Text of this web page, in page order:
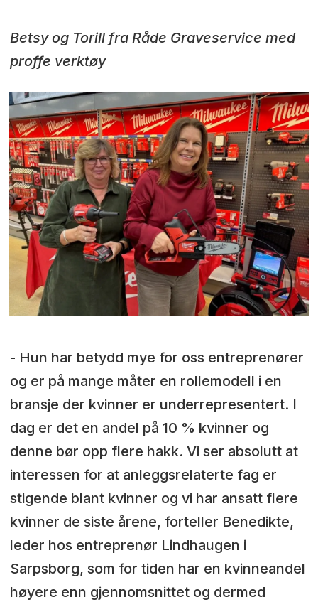
Betsy og Torill fra Råde Graveservice med
proffe verktøy
- Hun har betydd mye for oss entreprenører
og er på mange måter en rollemodell i en
bransje der kvinner er underrepresentert. I
dag er det en andel på 10 % kvinner og
denne bør opp flere hakk. Vi ser absolutt at
interessen for at anleggsrelaterte fag er
stigende blant kvinner og vi har ansatt flere
kvinner de siste årene, forteller Benedikte,
leder hos entreprenør Lindhaugen i
Sarpsborg, som for tiden har en kvinneandel
høyere enn gjennomsnittet og dermed